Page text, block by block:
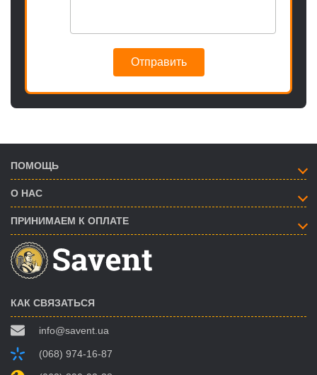
Отправить
ПОМОЩЬ
О НАС
ПРИНИМАЕМ К ОПЛАТЕ
КАК СВЯЗАТЬСЯ
info@savent.ua
(068) 974-16-87